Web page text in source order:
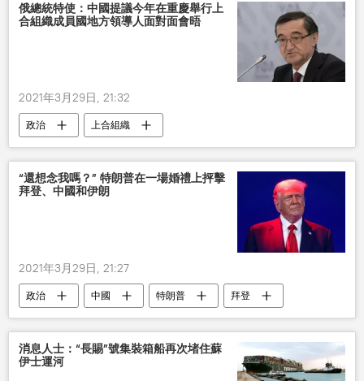
俄總統特使：中國提議今年在重慶舉行上
合組織成員國地方領導人面對面會晤
2021年3月29日, 21:32
政治 上合組織
“還想念我嗎？” 特朗普在一場婚禮上抨擊
拜登、中國和伊朗
2021年3月29日, 21:27
政治 中國 特朗普 拜登
消息人士：“長賜”號集裝箱船再次堵住蘇
伊士運河